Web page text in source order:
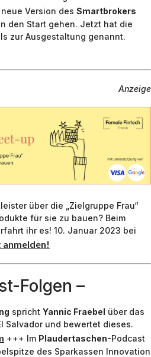
Version des Smartbrokers
den Start gehen. Jetzt hat die
zur Ausgestaltung genannt.
Anzeige
über die „Zielgruppe Frau“
für sie zu bauen? Beim
ihr es! 10. Januar 2023 bei
Folgen –
spricht Yannic Fraebel über das
Salvador und bewertet dieses.
+++ Im Plaudertaschen-Podcast
des Sparkassen Innovation